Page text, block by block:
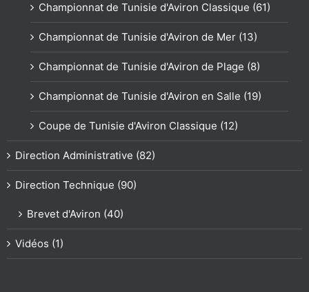
Championnat de Tunisie d'Aviron Classique (61)
Championnat de Tunisie d'Aviron de Mer (13)
Championnat de Tunisie d'Aviron de Plage (8)
Championnat de Tunisie d'Aviron en Salle (19)
Coupe de Tunisie d'Aviron Classique (12)
Direction Administrative (82)
Direction Technique (90)
Brevet d'Aviron (40)
Vidéos (1)